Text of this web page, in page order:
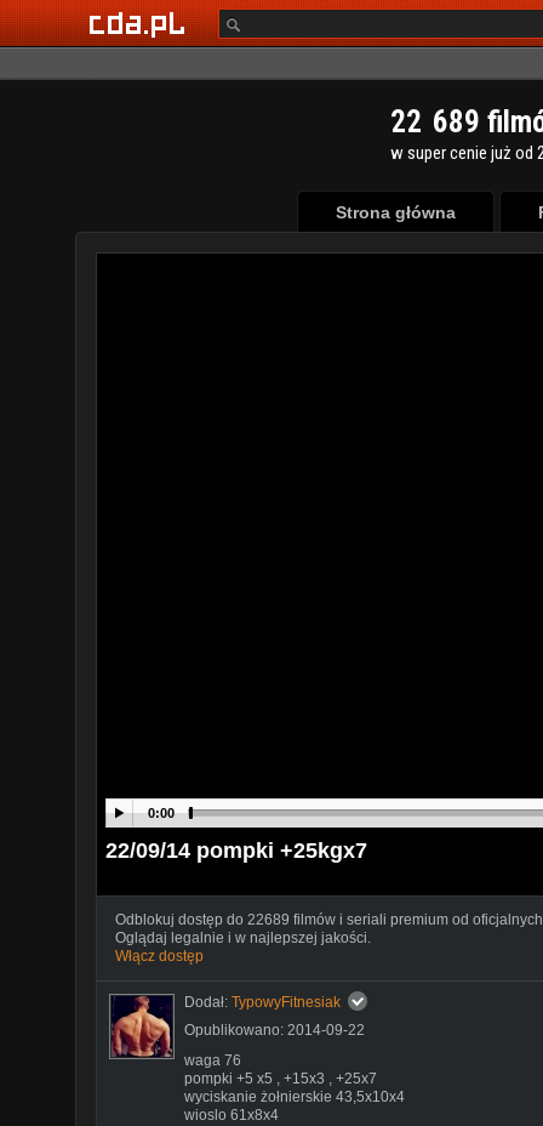
22 689
w super cenie już od
Strona główna
0:00
22/09/14 pompki +25kgx7
Odblokuj dostęp do 22689 filmów i seriali premium od
Oglądaj legalnie i w najlepszej jakości.
Włącz dostęp
Dodał: TypowyFitnesiak
Opublikowano: 2014-09-22
waga 76
pompki +5 x5 , +15x3 , +25x7
wyciskanie żołnierskie 43,5x10x4
wioslo 61x8x4